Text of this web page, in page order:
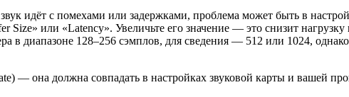
идёт с помехами или задержками, проблема может быть в
Size» или «Latency». Увеличьте его значение — это снизит
в диапазоне 128–256 сэмплов, для сведения — 512 или 1024,
— она должна совпадать в настройках звуковой карты и вашей